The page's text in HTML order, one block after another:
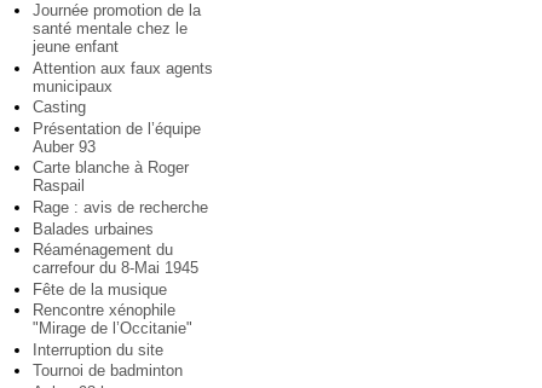
Journée promotion de la
santé mentale chez le
jeune enfant
Attention aux faux agents
municipaux
Casting
Présentation de l’équipe
Auber 93
Carte blanche à Roger
Raspail
Rage : avis de recherche
Balades urbaines
Réaménagement du
carrefour du 8-Mai 1945
Fête de la musique
Rencontre xénophile
"Mirage de l’Occitanie"
Interruption du site
Tournoi de badminton